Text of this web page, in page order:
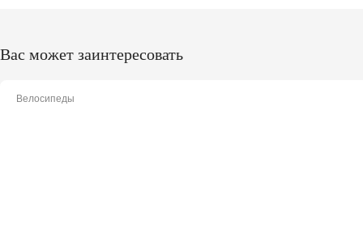
Вас может заинтересовать
Велосипеды